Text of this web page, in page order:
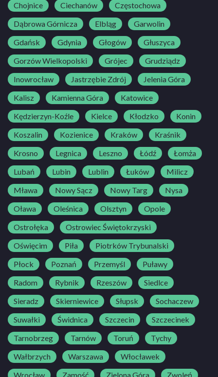
Chojnice
Ciechanów
Częstochowa
Dąbrowa Górnicza
Elbląg
Garwolin
Gdańsk
Gdynia Głogów
Głuszyca
Gorzów Wielkopolski
Grójec
Grudziądz
Inowrocław
Jastrzębie Zdrój
Jelenia Góra
Kalisz
Kamienna Góra
Katowice
Kędzierzyn-Koźle
Kielce Kłodzko
Konin
Koszalin
Kozienice Kraków
Kraśnik
Krosno
Legnica Leszno Łódź
Łomża
Lubań
Lubin Lublin Łuków
Milicz
Mława
Nowy Sącz Nowy Targ
Nysa
Oława
Oleśnica Olsztyn
Opole
Ostrołęka
Ostrowiec Świętokrzyski
Oświęcim
Piła
Piotrków Trybunalski
Płock
Poznań Przemyśl
Puławy
Radom
Rybnik Rzeszów
Siedlce
Sieradz
Skierniewice Słupsk
Sochaczew
Suwałki
Świdnica Szczecin
Szczecinek
Tarnobrzeg
Tarnów Toruń
Tychy
Wałbrzych
Warszawa
Włocławek
Wrocław
Zamość Zielona Góra Zwoleń